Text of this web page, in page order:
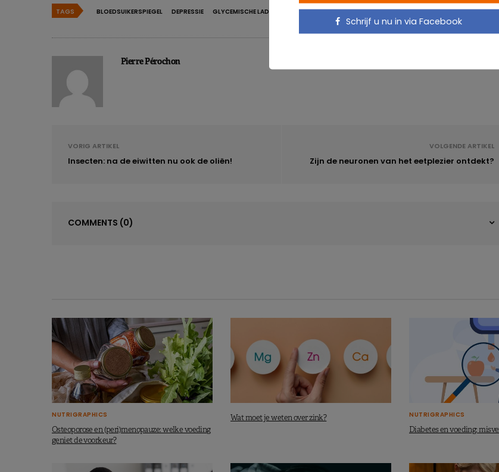
TAGS BLOEDSUIKERSPIEGEL DEPRESSIE GLYCEMISCHE LADING HUMEUR MENOPAUZE
Pierre Pérochon
VORIG ARTIKEL
Insecten: na de eiwitten nu ook de oliën!
VOLGENDE ARTIKEL
Zijn de neuronen van het eetplezier ontdekt?
COMMENTS (0)
NUTRIGRAPHICS
Osteoporose en (peri)menopauze: welke voeding
geniet de voorkeur?
Wat moet je weten over zink? NUTRIGRAPHICS
Diabetes en voeding:
Schrijf u nu in via Facebook